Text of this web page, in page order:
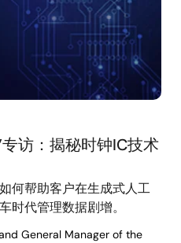
访：揭秘时钟IC技术
何帮助客户在生成式人工
时代管理数据剧增。
General Manager of the